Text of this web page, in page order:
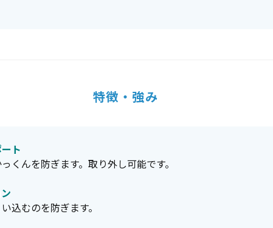
特徴・強み
ト
くんを防ぎます。取り外し可能です。
込むのを防ぎます。